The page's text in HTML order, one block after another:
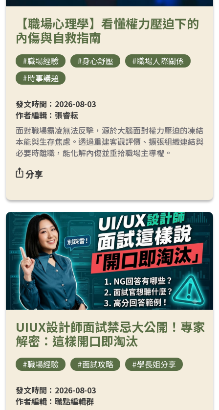
【職場心理學】看懂權力壓迫下的
內傷與自救指南
#職場經驗 #身心舒壓
#職場人際關係
#時事議題
發文時間：2026-08-03
作者編輯：張睿耘
面對職場霸凌無法反擊，源於大腦面對權力壓迫的凍結
本能與生存焦慮。透過重建客觀評價、擴張組織連結與
必要時離職，能化解內傷並重拾職場主導權。
分享
UIUX設計師面試禁忌大公開！專家
解密：這樣開口即淘汰
#職場經驗 #面試攻略 #學長姐分享
發文時間：2026-08-03
作者編輯：職點編輯群